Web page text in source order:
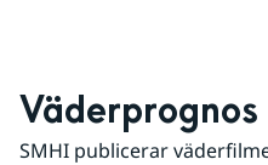
Väderprognos
SMHI publicerar